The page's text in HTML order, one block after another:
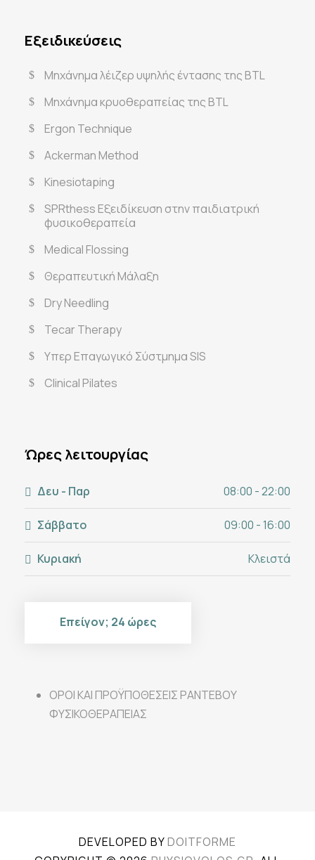
Εξειδικεύσεις
Μηχάνημα λέιζερ υψηλής έντασης της BTL
Μηχάνημα κρυοθεραπείας της BTL
Ergon Technique
Ackerman Method
Kinesiotaping
SPRthess Εξειδίκευση στην παιδιατρική
φυσικοθεραπεία
Medical Flossing
Θεραπευτική Μάλαξη
Dry Needling
Tecar Therapy
Υπερ Επαγωγικό Σύστμημα SIS
Clinical Pilates
Ώρες λειτουργίας
Δευ - Παρ 08:00 - 22:00
Σάββατο 09:00 - 16:00
Κυριακή Κλειστά
Επείγον; 24 ώρες
ΟΡΟΙ ΚΑΙ ΠΡΟΫΠΟΘΕΣΕΙΣ ΡΑΝΤΕΒΟΥ
ΦΥΣΙΚΟΘΕΡΑΠΕΙΑΣ
DEVELOPED BYDOITFORME